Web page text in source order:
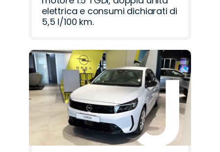
elettrica e consumi dichiarati di
5,5 l/100 km.